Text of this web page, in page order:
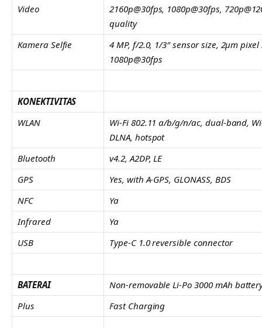
Video
2160p@30fps, 1080p@30fps,
quality
Kamera Selfie
4 MP, f/2.0, 1/3″ sensor size, 2µm pixel
1080p@30fps
KONEKTIVITAS
WLAN
Wi-Fi 802.11 a/b/g/n/ac, dual-band,
DLNA, hotspot
Bluetooth
v4.2, A2DP, LE
GPS
Yes, with A-GPS, GLONASS, BDS
NFC
Ya
Infrared
Ya
USB
Type-C 1.0 reversible connector
BATERAI
Non-removable Li-Po 3000 mAh
Plus
Fast Charging